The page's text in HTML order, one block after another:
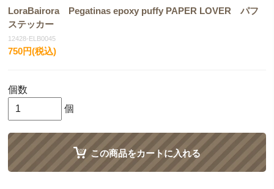
LoraBairora Pegatinas epoxy puffy PAPER LOVER パフ
ステッカー
12428-ELB0045
750円(税込)
個数
個
この商品をカートに入れる